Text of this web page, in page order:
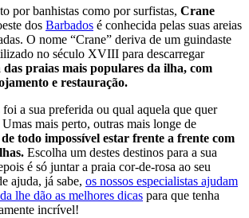
por banhistas como por surfistas, Crane
dos Barbados é conhecida pelas suas areias
O nome “Crane” deriva de um guindaste
no século XVIII para descarregar
das praias mais populares da ilha, com
e restauração.
a sua preferida ou qual aquela que quer
mais perto, outras mais longe de
de todo impossível estar frente a frente com
Escolha um destes destinos para a sua
é só juntar a praia cor-de-rosa ao seu
ajuda, já sabe, os nossos especialistas ajudam
lhe dão as melhores dicas para que tenha
incrível!